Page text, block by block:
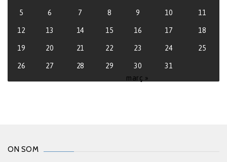
març »
5 6 7 8 9 10 11
12 13 14 15 16 17 18
19 20 21 22 23 24 25
26 27 28 29 30 31
ON SOM